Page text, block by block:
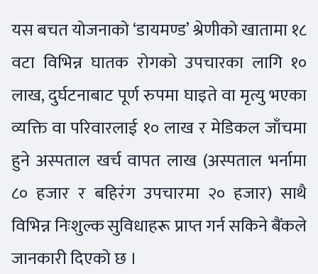
यस बचत योजनाको ‘डायमण्ड’ श्रेणीको खातामा १८
वटा विभिन्न घातक रोगको उपचारका लागि १०
लाख, दुर्घटनाबाट पूर्ण रुपमा घाइते वा मृत्यु भएका
व्यक्ति वा परिवारलाई १० लाख र मेडिकल जाँचमा
हुने अस्पताल खर्च वापत लाख (अस्पताल भर्नामा
८० हजार र बहिरंग उपचारमा २० हजार) साथै
विभिन्न निःशुल्क सुविधाहरू प्राप्त गर्न सकिने बैंकले
जानकारी दिएको छ ।